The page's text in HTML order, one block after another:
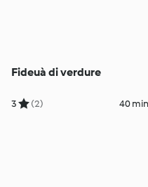
Fideuà di verdure
3 (2) 40 min